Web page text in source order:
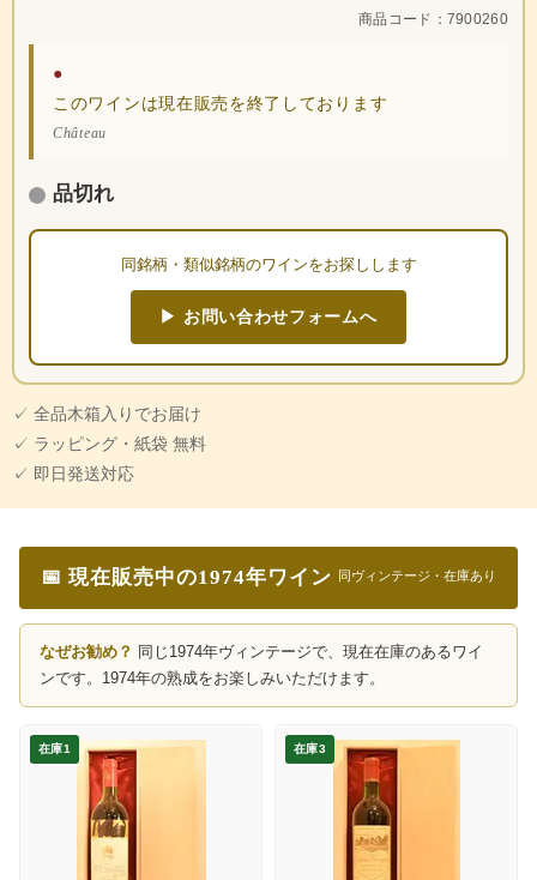
商品コード：7900260
●
このワインは現在販売を終了しております
Château
品切れ
同銘柄・類似銘柄のワインをお探しします
▶ お問い合わせフォームへ
✓ 全品木箱入りでお届け
✓ ラッピング・紙袋 無料
✓ 即日発送対応
📅 現在販売中の1974年ワイン 同ヴィンテージ・在庫あり
なぜお勧め？ 同じ1974年ヴィンテージで、現在在庫のあるワイ
ンです。1974年の熟成をお楽しみいただけます。
在庫1 在庫3